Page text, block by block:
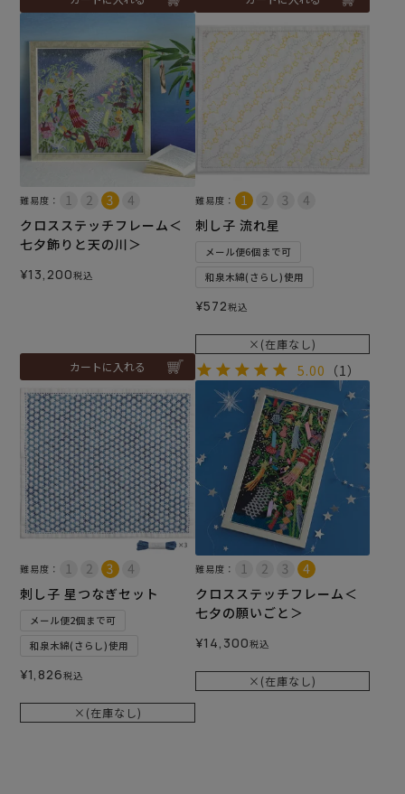
難易度：
クロスステッチフレーム＜
七夕飾りと天の川＞
¥13,200税込
カートに入れる
難易度：
刺し子 流れ星
メール便6個まで可
和泉木綿(さらし)使用
¥572税込
×(在庫なし)
5.00 （1）
難易度：
刺し子 星つなぎセット
メール便2個まで可
和泉木綿(さらし)使用
¥1,826税込
×(在庫なし)
難易度：
クロスステッチフレーム＜
七夕の願いごと＞
¥14,300税込
×(在庫なし)